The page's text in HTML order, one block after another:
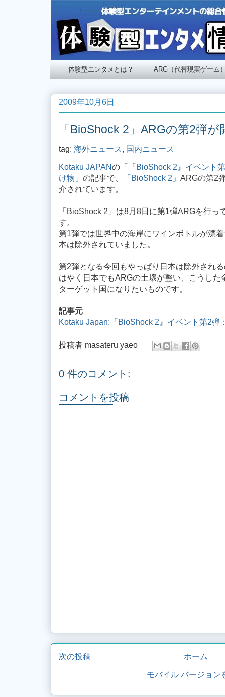
体験型エンタメとは？ ARG（代替現実ゲーム
2009年10月6日
「BioShock 2」ARGの第2弾が
tag: 海外ニュース, 国内ニュース
Kotaku JAPANの 「『BioShock 2』イベント
け物」 の記事で、 「BioShock 2」 ARGの第2
介されています。
「BioShock 2」は8月8日に第1弾ARGを行っ
す。
第1弾では世界中の海岸にワインボトルが漂
本は除外されていました。
第2弾となる今回もやっぱり日本は除外され
はやく日本でもARGの土壌が整い、こうし
ターゲット国になりたいものです。
記事元
Kotaku Japan:『BioShock 2』イベント第2弾
投稿者 masateru yaeo
0 件のコメント:
コメントを投稿
次の投稿 ホーム
モバイル バージョン